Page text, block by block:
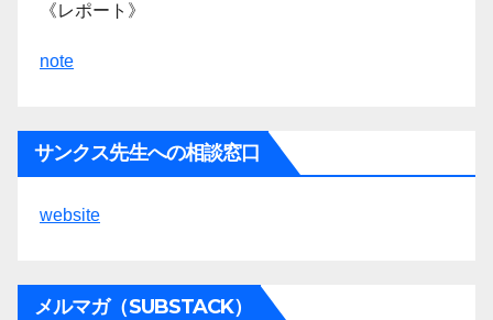
《レポート》
note
サンクス先生への相談窓口
website
メルマガ（SUBSTACK）